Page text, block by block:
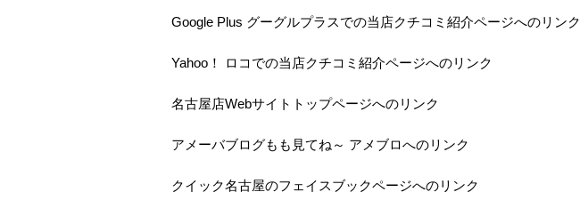
Google Plus グーグルプラスでの当店クチコミ紹介ページへのリンク
Yahoo！ ロコでの当店クチコミ紹介ページへのリンク
名古屋店Webサイトトップページへのリンク
アメーバブログもも見てね～ アメブロへのリンク
クイック名古屋のフェイスブックページへのリンク